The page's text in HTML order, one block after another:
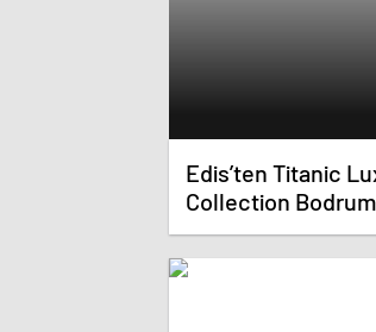
Edis’ten Titanic
Collection Bodrum’da
Gecesine Damga
Performans